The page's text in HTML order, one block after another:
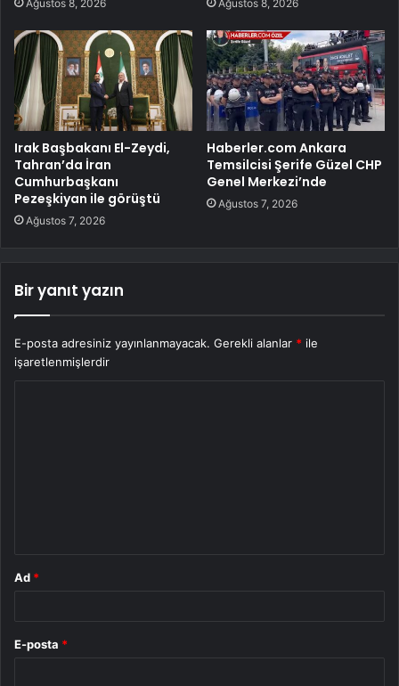
Ağustos 8, 2026 Ağustos 8, 2026
Irak Başbakanı El-Zeydi,
Tahran’da İran
Cumhurbaşkanı
Pezeşkiyan ile görüştü
Ağustos 7, 2026
Haberler.com Ankara
Temsilcisi Şerife Güzel CHP
Genel Merkezi’nde
Ağustos 7, 2026
Bir yanıt yazın
E-posta adresiniz yayınlanmayacak. Gerekli alanlar * ile
işaretlenmişlerdir
Ad *
E-posta *